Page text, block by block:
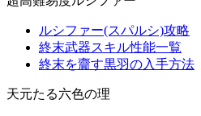
ルシファー(スパルシ)攻略
終末武器スキル性能一覧
終末を齎す黒羽の入手方法
天元たる六色の理